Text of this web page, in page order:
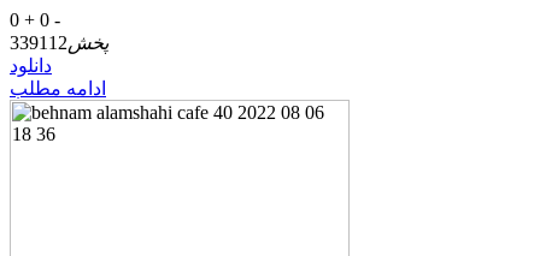
0 + 0 -
پخش339112
دانلود
ادامه مطلب